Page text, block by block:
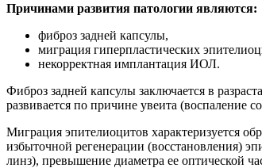
Причинами развития патологии являются:
фиброз задней капсулы,
миграция гиперпластических
некорректная имплантация ИОЛ.
Фиброз задней капсулы заключается в
развивается по причине увеита (воспаление
Миграция эпителиоцитов характеризуется
избыточной регенерации (восстановления)
линз), превышение диаметра ее оптической